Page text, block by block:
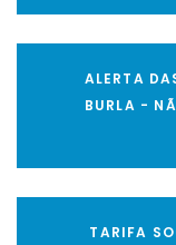
ALERTA
BURLA -
TARIFA